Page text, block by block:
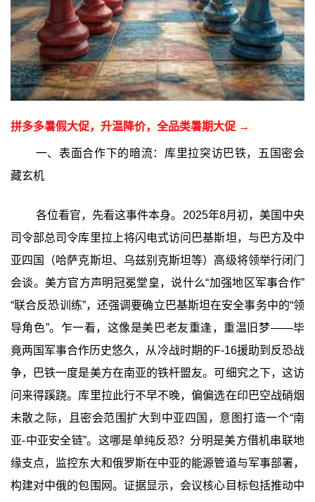
拼多多暑假大促，升温降价，全品类暑期大促 →
一、表面合作下的暗流：库里拉突访巴铁，五国密会
藏玄机
各位看官，先看这事件本身。2025年8月初，美国中央
司令部总司令库里拉上将闪电式访问巴基斯坦，与巴方及中
亚四国（哈萨克斯坦、乌兹别克斯坦等）高级将领举行闭门
会谈。美方官方声明冠冕堂皇，说什么“加强地区军事合作”
“联合反恐训练”，还强调要确立巴基斯坦在安全事务中的“领
导角色”。乍一看，这像是美巴老友重逢，重温旧梦——毕
竟两国军事合作历史悠久，从冷战时期的F-16援助到反恐战
争，巴铁一度是美方在南亚的铁杆盟友。可细究之下，这访
问来得蹊跷。库里拉此行不早不晚，偏偏选在印巴空战硝烟
未散之际，且密会范围扩大到中亚四国，意图打造一个“南
亚-中亚安全链”。这哪是单纯反恐？分明是美方借机串联地
缘支点，监控东大和俄罗斯在中亚的能源管道与军事部署，
构建对中俄的包围网。证据显示，会议核心目标包括推动中